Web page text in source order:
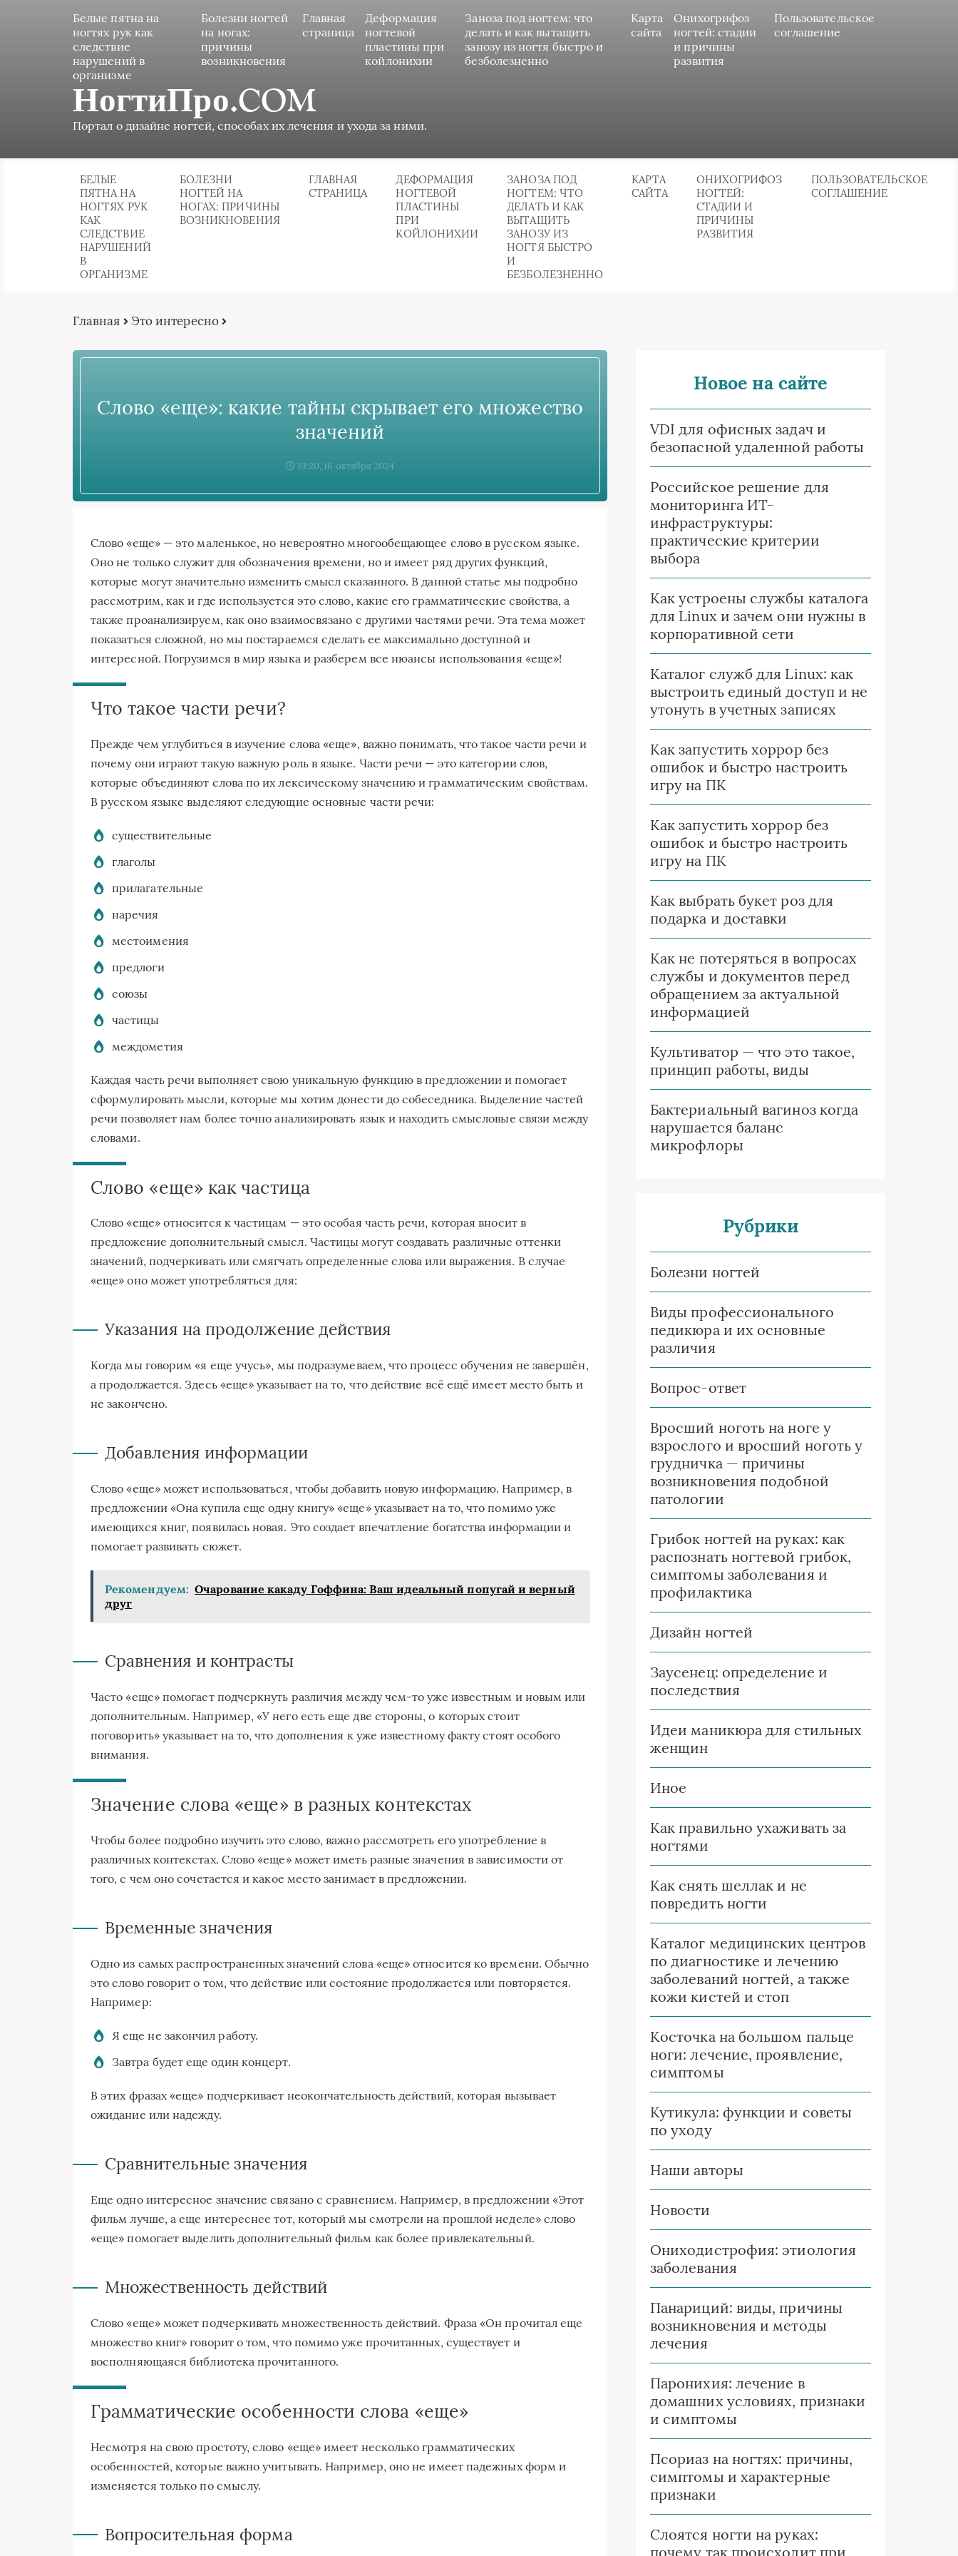
Белые пятна на
ногтях рук как
следствие
нарушений в
организме
Болезни ногтей
на ногах:
причины
возникновения
Главная
страница
Деформация
ногтевой
пластины при
койлонихии
Заноза под ногтем: что
делать и как вытащить
занозу из ногтя быстро и
безболезненно
Карта
сайта
Онихогрифоз
ногтей: стадии
и причины
развития
Пользовательское
соглашение
НогтиПро.COM
Портал о дизайне ногтей, способах их лечения и ухода за ними.
БЕЛЫЕ
ПЯТНА НА
НОГТЯХ РУК
КАК
СЛЕДСТВИЕ
НАРУШЕНИЙ
В
ОРГАНИЗМЕ
БОЛЕЗНИ
НОГТЕЙ НА
НОГАХ: ПРИЧИНЫ
ВОЗНИКНОВЕНИЯ
ГЛАВНАЯ
СТРАНИЦА
ДЕФОРМАЦИЯ
НОГТЕВОЙ
ПЛАСТИНЫ
ПРИ
КОЙЛОНИХИИ
ЗАНОЗА ПОД
НОГТЕМ: ЧТО
ДЕЛАТЬ И КАК
ВЫТАЩИТЬ
ЗАНОЗУ ИЗ
НОГТЯ БЫСТРО
И
БЕЗБОЛЕЗНЕННО
КАРТА
САЙТА
ОНИХОГРИФОЗ
НОГТЕЙ:
СТАДИИ И
ПРИЧИНЫ
РАЗВИТИЯ
ПОЛЬЗОВАТЕЛЬСКОЕ
СОГЛАШЕНИЕ
Главная Это интересно
Слово «еще»: какие тайны скрывает его множество
значений
19:20, 16 октября 2024
Слово «еще» — это маленькое, но невероятно многообещающее слово в русском языке.
Оно не только служит для обозначения времени, но и имеет ряд других функций,
которые могут значительно изменить смысл сказанного. В данной статье мы подробно
рассмотрим, как и где используется это слово, какие его грамматические свойства, а
также проанализируем, как оно взаимосвязано с другими частями речи. Эта тема может
показаться сложной, но мы постараемся сделать ее максимально доступной и
интересной. Погрузимся в мир языка и разберем все нюансы использования «еще»!
Что такое части речи?
Прежде чем углубиться в изучение слова «еще», важно понимать, что такое части речи и
почему они играют такую важную роль в языке. Части речи — это категории слов,
которые объединяют слова по их лексическому значению и грамматическим свойствам.
В русском языке выделяют следующие основные части речи:
существительные
глаголы
прилагательные
наречия
местоимения
предлоги
союзы
частицы
междометия
Каждая часть речи выполняет свою уникальную функцию в предложении и помогает
сформулировать мысли, которые мы хотим донести до собеседника. Выделение частей
речи позволяет нам более точно анализировать язык и находить смысловые связи между
словами.
Слово «еще» как частица
Слово «еще» относится к частицам — это особая часть речи, которая вносит в
предложение дополнительный смысл. Частицы могут создавать различные оттенки
значений, подчеркивать или смягчать определенные слова или выражения. В случае
«еще» оно может употребляться для:
Указания на продолжение действия
Когда мы говорим «я еще учусь», мы подразумеваем, что процесс обучения не завершён,
а продолжается. Здесь «еще» указывает на то, что действие всё ещё имеет место быть и
не закончено.
Добавления информации
Слово «еще» может использоваться, чтобы добавить новую информацию. Например, в
предложении «Она купила еще одну книгу» «еще» указывает на то, что помимо уже
имеющихся книг, появилась новая. Это создает впечатление богатства информации и
помогает развивать сюжет.
Рекомендуем: Очарование какаду Гоффина: Ваш идеальный попугай и верный
друг
Сравнения и контрасты
Часто «еще» помогает подчеркнуть различия между чем-то уже известным и новым или
дополнительным. Например, «У него есть еще две стороны, о которых стоит
поговорить» указывает на то, что дополнения к уже известному факту стоят особого
внимания.
Значение слова «еще» в разных контекстах
Чтобы более подробно изучить это слово, важно рассмотреть его употребление в
различных контекстах. Слово «еще» может иметь разные значения в зависимости от
того, с чем оно сочетается и какое место занимает в предложении.
Временные значения
Одно из самых распространенных значений слова «еще» относится ко времени. Обычно
это слово говорит о том, что действие или состояние продолжается или повторяется.
Например:
Я еще не закончил работу.
Завтра будет еще один концерт.
В этих фразах «еще» подчеркивает неокончательность действий, которая вызывает
ожидание или надежду.
Сравнительные значения
Еще одно интересное значение связано с сравнением. Например, в предложении «Этот
фильм лучше, а еще интереснее тот, который мы смотрели на прошлой неделе» слово
«еще» помогает выделить дополнительный фильм как более привлекательный.
Множественность действий
Слово «еще» может подчеркивать множественность действий. Фраза «Он прочитал еще
множество книг» говорит о том, что помимо уже прочитанных, существует и
восполняющаяся библиотека прочитанного.
Грамматические особенности слова «еще»
Несмотря на свою простоту, слово «еще» имеет несколько грамматических
особенностей, которые важно учитывать. Например, оно не имеет падежных форм и
изменяется только по смыслу.
Вопросительная форма
Новое на сайте
VDI для офисных задач и
безопасной удаленной работы
Российское решение для
мониторинга ИТ-
инфраструктуры:
практические критерии
выбора
Как устроены службы каталога
для Linux и зачем они нужны в
корпоративной сети
Каталог служб для Linux: как
выстроить единый доступ и не
утонуть в учетных записях
Как запустить хоррор без
ошибок и быстро настроить
игру на ПК
Как запустить хоррор без
ошибок и быстро настроить
игру на ПК
Как выбрать букет роз для
подарка и доставки
Как не потеряться в вопросах
службы и документов перед
обращением за актуальной
информацией
Культиватор — что это такое,
принцип работы, виды
Бактериальный вагиноз когда
нарушается баланс
микрофлоры
Рубрики
Болезни ногтей
Виды профессионального
педикюра и их основные
различия
Вопрос-ответ
Вросший ноготь на ноге у
взрослого и вросший ноготь у
грудничка — причины
возникновения подобной
патологии
Грибок ногтей на руках: как
распознать ногтевой грибок,
симптомы заболевания и
профилактика
Дизайн ногтей
Заусенец: определение и
последствия
Идеи маникюра для стильных
женщин
Иное
Как правильно ухаживать за
ногтями
Как снять шеллак и не
повредить ногти
Каталог медицинских центров
по диагностике и лечению
заболеваний ногтей, а также
кожи кистей и стоп
Косточка на большом пальце
ноги: лечение, проявление,
симптомы
Кутикула: функции и советы
по уходу
Наши авторы
Новости
Ониходистрофия: этиология
заболевания
Панариций: виды, причины
возникновения и методы
лечения
Паронихия: лечение в
домашних условиях, признаки
и симптомы
Псориаз на ногтях: причины,
симптомы и характерные
признаки
Слоятся ногти на руках:
почему так происходит при